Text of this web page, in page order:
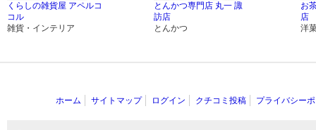
くらしの雑貨屋 アペルコ
コル
雑貨・インテリア
とんかつ専門店 丸一 諏
訪店
とんかつ
お
店
洋
ホーム サイトマップ ログイン クチコミ投稿 プライバシー